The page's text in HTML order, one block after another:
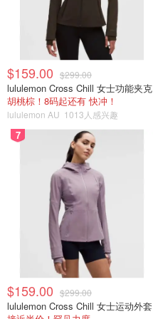
$159.00 $299.00
lululemon Cross Chill 女士功能夹克
胡桃棕！8码起还有 快冲！
lululemon AU 1013人感兴趣
7
$159.00 $299.00
lululemon Cross Chill 女士运动外套